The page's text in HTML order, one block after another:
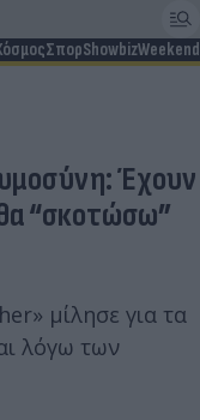
ΣπορShowbizWeekend
Έχουν
“σκοτώσω”
μίλησε για τα
λόγω των